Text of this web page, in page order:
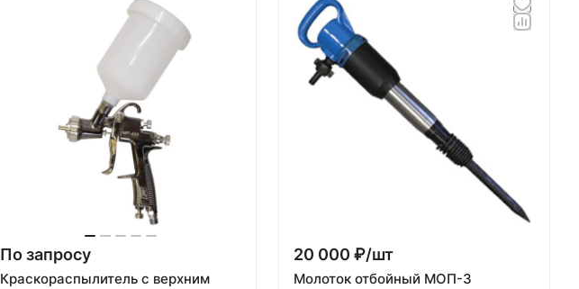
По запросу
Краскораспылитель с верхним
20 000 ₽/шт
Молоток отбойный МОП-3